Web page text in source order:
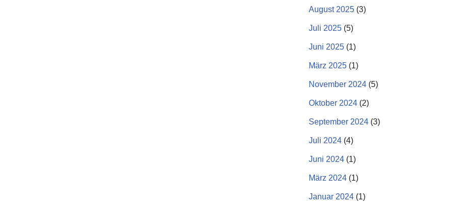
August 2025 (3)
Juli 2025 (5)
Juni 2025 (1)
März 2025 (1)
November 2024 (5)
Oktober 2024 (2)
September 2024 (3)
Juli 2024 (4)
Juni 2024 (1)
März 2024 (1)
Januar 2024 (1)